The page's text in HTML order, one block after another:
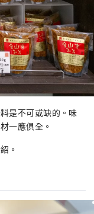
是不可或缺的。味
一應俱全。
。